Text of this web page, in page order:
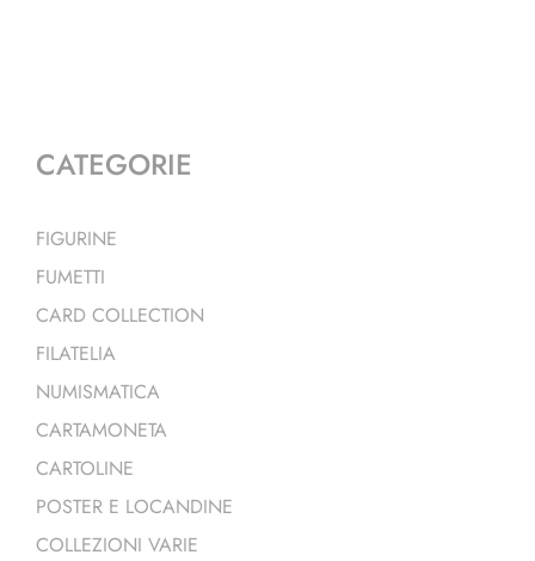
CATEGORIE
FIGURINE
FUMETTI
CARD COLLECTION
FILATELIA
NUMISMATICA
CARTAMONETA
CARTOLINE
POSTER E LOCANDINE
COLLEZIONI VARIE